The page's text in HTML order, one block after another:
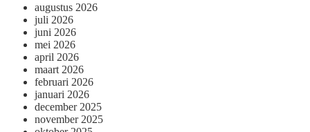
augustus 2026
juli 2026
juni 2026
mei 2026
april 2026
maart 2026
februari 2026
januari 2026
december 2025
november 2025